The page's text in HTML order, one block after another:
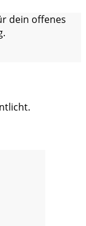
dein offenes